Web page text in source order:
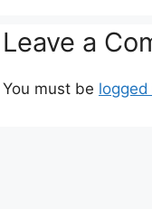
Leave a
You must be logged